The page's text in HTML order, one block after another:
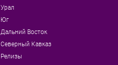
Урал
Юг
Дальний Восток
Северный Кавказ
Релизы